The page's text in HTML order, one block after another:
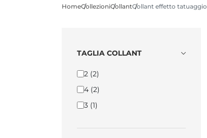
HomeCollezioniCollantCollant effetto tatuaggio
TAGLIA COLLANT
2 (2)
4 (2)
3 (1)